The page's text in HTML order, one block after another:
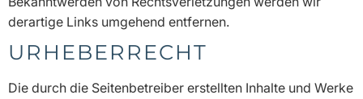
derartige Links umgehend entfernen.
URHEBERRECHT
Die durch die Seitenbetreiber erstellten Inhalte und Werke